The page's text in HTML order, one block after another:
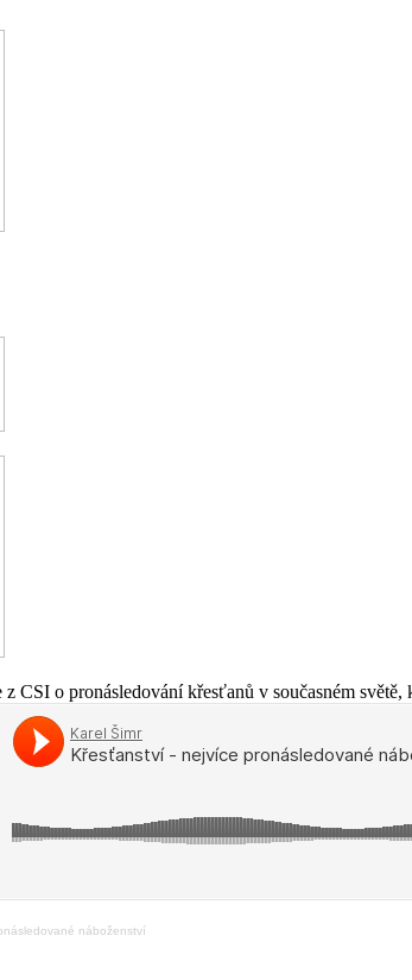
z CSI o pronásledování křesťanů v současném světě,
náboženství